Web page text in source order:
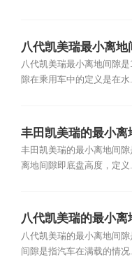
八代凯美瑞最小离地
八代凯美瑞最小离地间隙
隙在乘用车中的定义是在水
丰田凯美瑞的最小离
丰田凯美瑞的最小离地间
离地间隙即底盘高度，定义
八代凯美瑞的最小离
八代凯美瑞的最小离地间
间隙是指汽车在满载的情况